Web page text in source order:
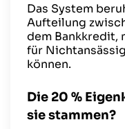
Das System
Aufteilung
dem Bankkredit,
für
können.
Die 20 %
sie stammen?